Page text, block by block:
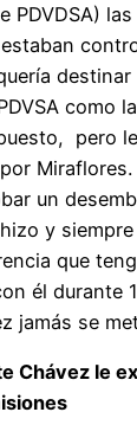
PDVDSA)
estaban
como
pero
un
y
que
él durante
jamás se
Chávez le